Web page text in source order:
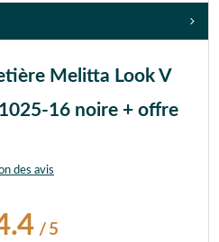
Melitta Look V
16 noire + offre
des avis
/ 5